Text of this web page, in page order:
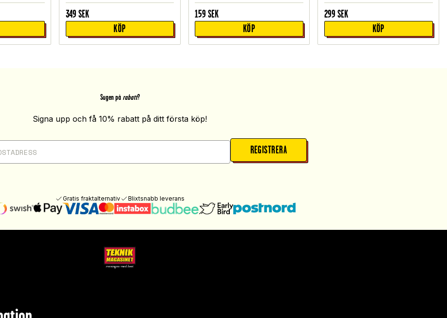
349 SEK
KÖP
159 SEK
KÖP
299 SEK
KÖP
Sugen på rabatt?
Signa upp och få 10% rabatt på ditt första köp!
REGISTRERA
Gratis fraktalternativ Blixtsnabb leverans